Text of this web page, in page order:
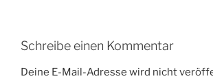
Schreibe einen Kommentar
Deine E-Mail-Adresse wird nicht